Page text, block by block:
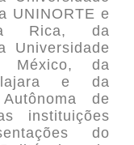
UNINORTE e
Rica, da
Universidade
da
e da
de
instituições
do